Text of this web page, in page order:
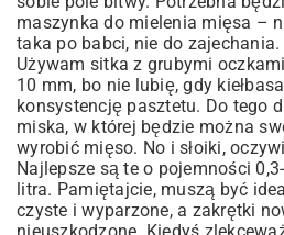
maszynka do mielenia mięsa –
taka po babci, nie do zajechania.
Używam sitka z grubymi
10 mm, bo nie lubię, gdy
konsystencję pasztetu. Do tego
miska, w której będzie można
wyrobić mięso. No i słoiki,
Najlepsze są te o pojemności
litra. Pamiętajcie, muszą być
czyste i wyparzone, a zakrętki